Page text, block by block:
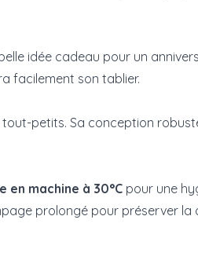
idée cadeau pour un
facilement son tablier.
petits. Sa conception
en machine à 30°C pour une
prolongé pour préserver la